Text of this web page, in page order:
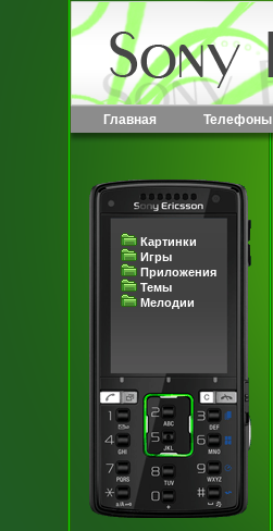
Главная Телефоны
Картинки
Игры
Приложения
Темы
Мелодии